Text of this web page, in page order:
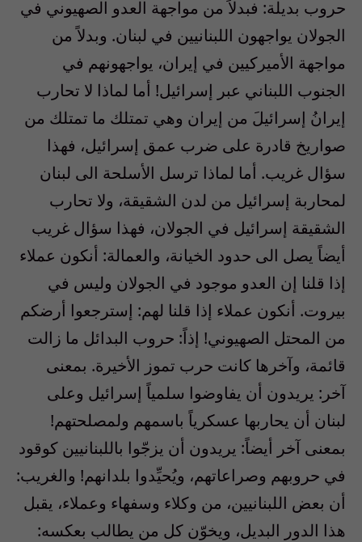
حروب بديلة: فبدلاً من مواجهة العدو الصهيوني في
الجولان يواجهون اللبنانيين في لبنان. وبدلاً من
مواجهة الأميركيين في إيران، يواجهونهم في
الجنوب اللبناني عبر إسرائيل! أما لماذا لا تحارب
إيرانُ إسرائيلَ من إيران وهي تمتلك ما تمتلك من
صواريخ قادرة على ضرب عمق إسرائيل، فهذا
سؤال غريب. أما لماذا ترسل الأسلحة الى لبنان
لمحاربة إسرائيل من لدن الشقيقة، ولا تحارب
الشقيقة إسرائيل في الجولان، فهذا سؤال غريب
أيضاً يصل الى حدود الخيانة، والعمالة: أنكون عملاء
إذا قلنا إن العدو موجود في الجولان وليس في
بيروت. أنكون عملاء إذا قلنا لهم: إسترجعوا أرضكم
من المحتل الصهيوني! إذاً: حروب البدائل ما زالت
قائمة، وآخرها كانت حرب تموز الأخيرة. بمعنى
آخر: يريدون أن يفاوضوا سلمياً إسرائيل وعلى
لبنان أن يحاربها عسكرياً باسمهم ولمصلحتهم!
بمعنى آخر أيضاً: يريدون أن يزجّوا باللبنانيين كوقود
في حروبهم وصراعاتهم، ويُحيِّدوا بلدانهم! والغريب:
أن بعض اللبنانيين، من وكلاء وسفهاء وعملاء، يقبل
هذا الدور البديل، ويخوّن كل من يطالب بعكسه: